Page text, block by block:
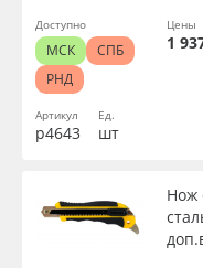
Артикул
р4643
Ед.
шт
Цены
1
Доступно
МСК
СПБ
РНД
Нож